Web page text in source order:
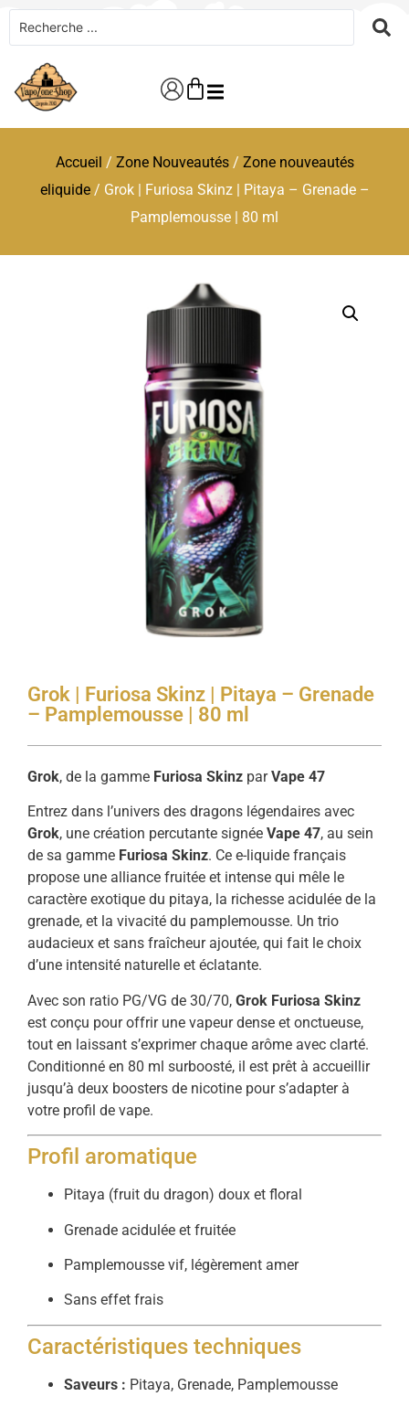
Accueil / Zone Nouveautés/ Zone nouveautés
eliquide/ Grok | Furiosa Skinz | Pitaya – Grenade –
Pamplemousse | 80 ml
Grok | Furiosa Skinz | Pitaya – Grenade
– Pamplemousse | 80 ml
Grok, de la gamme Furiosa Skinz parVape 47
Entrez dans l’univers des dragons légendaires avec
Grok, une création percutante signée Vape 47, au sein
de sa gamme Furiosa Skinz. Ce e-liquide français
propose une alliance fruitée et intense qui mêle le
caractère exotique du pitaya, la richesse acidulée de la
grenade, et la vivacité du pamplemousse. Un trio
audacieux et sans fraîcheur ajoutée, qui fait le choix
d’une intensité naturelle et éclatante.
Avec son ratio PG/VG de 30/70, Grok Furiosa Skinz
est conçu pour offrir une vapeur dense et onctueuse,
tout en laissant s’exprimer chaque arôme avec clarté.
Conditionné en 80 ml surboosté, il est prêt à accueillir
jusqu’à deux boosters de nicotine pour s’adapter à
votre profil de vape.
Profil aromatique
Pitaya (fruit du dragon) doux et floral
Grenade acidulée et fruitée
Pamplemousse vif, légèrement amer
Sans effet frais
Caractéristiques techniques
Saveurs : Pitaya, Grenade, Pamplemousse